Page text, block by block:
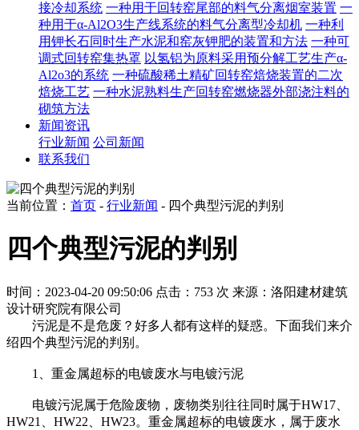
接冷却系统 一种用于回转窑尾部的料气分离烟室装置 一
种用于α-Al2O3生产线系统的料气分离型冷却机 一种利
用钾长石同时生产水泥和窑灰钾肥的装置和方法 一种可
调式回转窑集热罩 以氢铝为原料采用预分解工艺生产α-
Al2o3的系统 一种硫酸稀土精矿回转窑焙烧装置的二次
焙烧工艺 一种水泥熟料生产回转窑燃烧器外部浇注料的
砌筑方法
新闻资讯
行业新闻 公司新闻
联系我们
当前位置： 首页 - 行业新闻 - 四个典型污泥的判别
四个典型污泥的判别
时间：2023-04-20 09:50:06 点击：753 次 来源：洛阳建材建筑
设计研究院有限公司
污泥是不是危废？好多人都有这样的疑惑。下面我们来介
绍四个典型污泥的判别。
1、重金属超标的电镀废水与电镀污泥
电镀污泥属于危险废物，废物类别往往同时属于HW17、
HW21、HW22、HW23。重金属超标的电镀废水，属于废水